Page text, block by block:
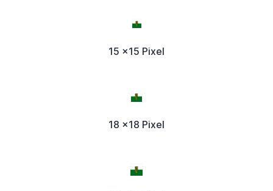
15 x15 Pixel
18 x18 Pixel